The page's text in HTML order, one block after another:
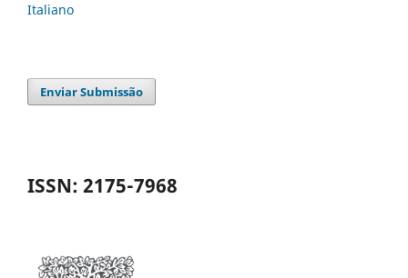
Italiano
Enviar Submissão
ISSN: 2175-7968